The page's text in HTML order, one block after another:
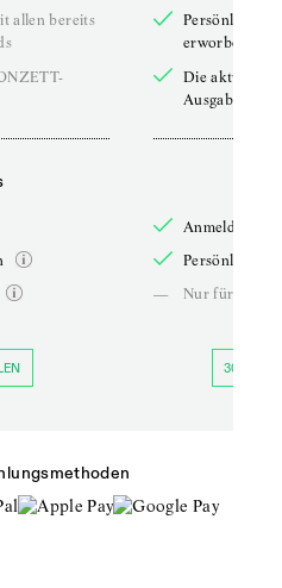
allen bereits
Persönliches
erworbenen
Die aktuelle
Ausgabe
Anmelden
Persönliche
—
Nur für
30 TAGE